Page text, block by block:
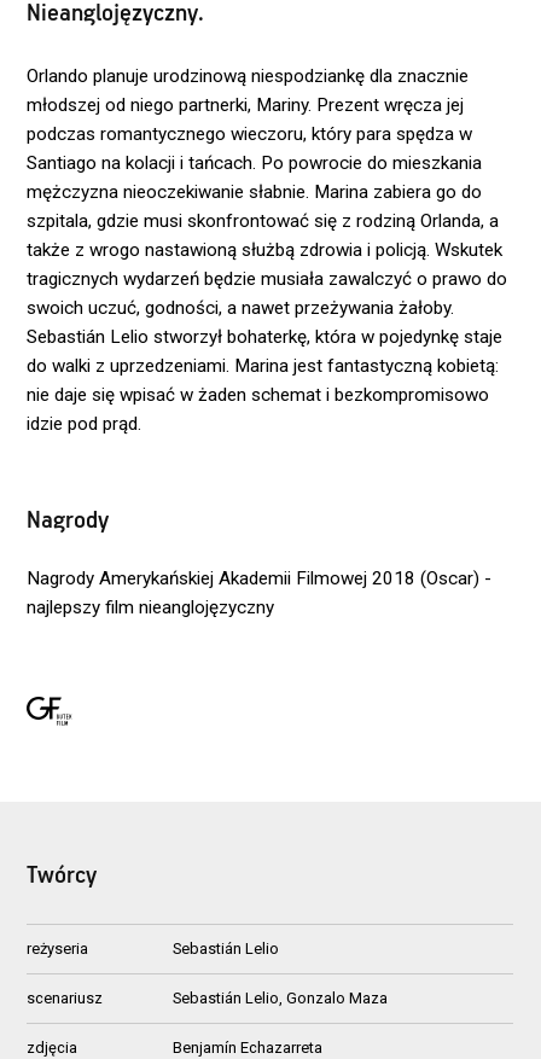
Nieanglojęzyczny.
Orlando planuje urodzinową niespodziankę dla znacznie
młodszej od niego partnerki, Mariny. Prezent wręcza jej
podczas romantycznego wieczoru, który para spędza w
Santiago na kolacji i tańcach. Po powrocie do mieszkania
mężczyzna nieoczekiwanie słabnie. Marina zabiera go do
szpitala, gdzie musi skonfrontować się z rodziną Orlanda, a
także z wrogo nastawioną służbą zdrowia i policją. Wskutek
tragicznych wydarzeń będzie musiała zawalczyć o prawo do
swoich uczuć, godności, a nawet przeżywania żałoby.
Sebastián Lelio stworzył bohaterkę, która w pojedynkę staje
do walki z uprzedzeniami. Marina jest fantastyczną kobietą:
nie daje się wpisać w żaden schemat i bezkompromisowo
idzie pod prąd.
Nagrody
Nagrody Amerykańskiej Akademii Filmowej 2018 (Oscar) -
najlepszy film nieanglojęzyczny
Twórcy
reżyseria Sebastián Lelio
scenariusz Sebastián Lelio, Gonzalo Maza
zdjęcia Benjamín Echazarreta